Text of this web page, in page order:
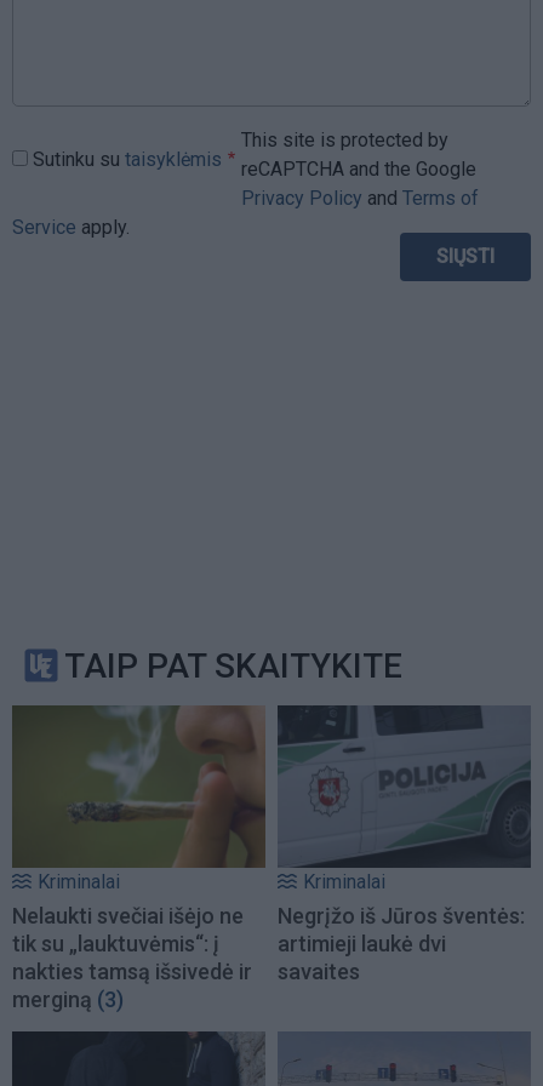
Sutinku su taisyklėmis
This site is protected by
reCAPTCHA and the Google
Privacy Policy and Terms of
Service apply.
TAIP PAT SKAITYKITE
Kriminalai
Nelaukti svečiai išėjo ne
tik su „lauktuvėmis“: į
nakties tamsą išsivedė ir
merginą (3)
Kriminalai
Negrįžo iš Jūros šventės:
artimieji laukė dvi
savaites